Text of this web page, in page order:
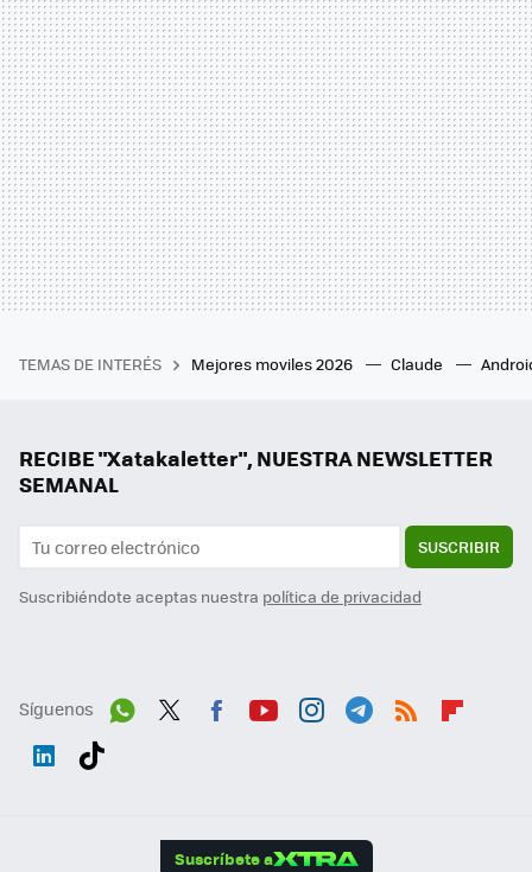
TEMAS DE INTERÉS Mejores moviles 2026 Claude
RECIBE "Xatakaletter", NUESTRA NEWSLETTER
SEMANAL
SUSCRIBIR
Suscribiéndote aceptas nuestra política de privacidad
Síguenos
Suscríbete a